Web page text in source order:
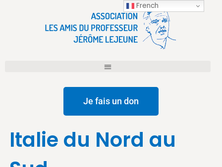
Je fais un don
Italie du Nord au
French